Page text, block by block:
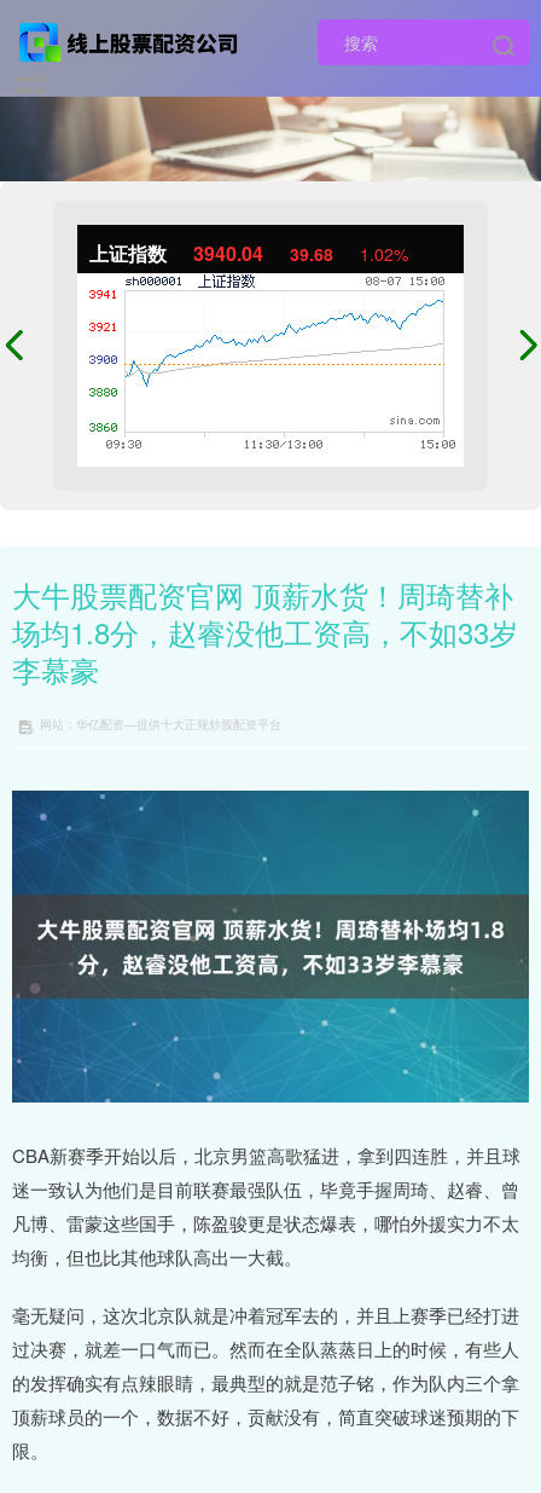
上证指数 3940.04 39.68 1.02%
大牛股票配资官网 顶薪水货！周琦替补
场均1.8分，赵睿没他工资高，不如33岁
李慕豪
网站：华亿配资—提供十大正规炒股配资平台
CBA新赛季开始以后，北京男篮高歌猛进，拿到四连胜，并且球
迷一致认为他们是目前联赛最强队伍，毕竟手握周琦、赵睿、曾
凡博、雷蒙这些国手，陈盈骏更是状态爆表，哪怕外援实力不太
均衡，但也比其他球队高出一大截。
毫无疑问，这次北京队就是冲着冠军去的，并且上赛季已经打进
过决赛，就差一口气而已。然而在全队蒸蒸日上的时候，有些人
的发挥确实有点辣眼睛，最典型的就是范子铭，作为队内三个拿
顶薪球员的一个，数据不好，贡献没有，简直突破球迷预期的下
限。